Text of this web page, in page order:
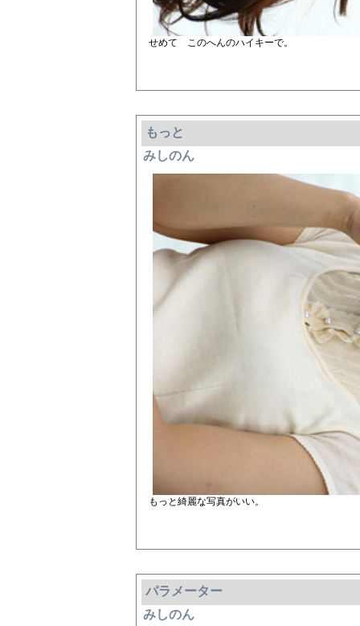
せめて このへんのハイキーで。
もっと
みしのん
もっと綺麗な写真がいい。
パラメーター
みしのん